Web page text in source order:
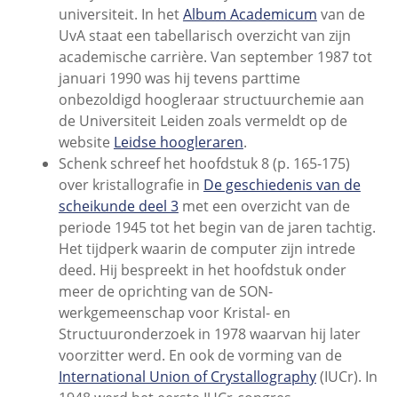
universiteit. In hetAlbum Academicum van de
UvA staat een tabellarisch overzicht van zijn
academische carrière. Van september 1987 tot
januari 1990 was hij tevens parttime
onbezoldigd hoogleraar structuurchemie aan
de Universiteit Leiden zoals vermeldt op de
website Leidse hoogleraren.
Schenk schreef het hoofdstuk 8 (p. 165-175)
over kristallografie in De geschiedenis van de
scheikunde deel 3met een overzicht van de
periode 1945 tot het begin van de jaren tachtig.
Het tijdperk waarin de computer zijn intrede
deed. Hij bespreekt in het hoofdstuk onder
meer de oprichting van de SON-
werkgemeenschap voor Kristal- en
Structuuronderzoek in 1978 waarvan hij later
voorzitter werd. En ook de vorming van de
International Union of Crystallography(IUCr). In